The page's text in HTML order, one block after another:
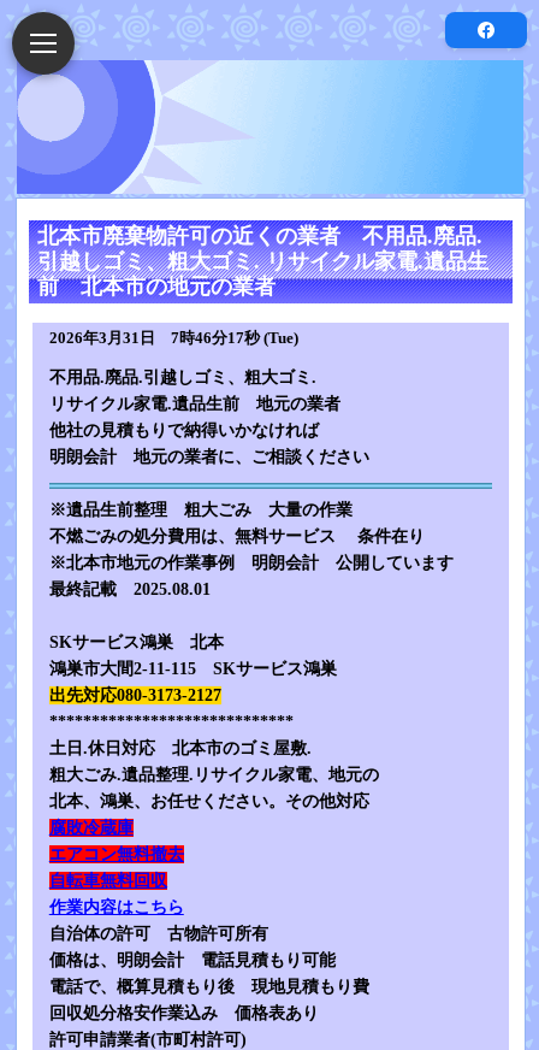
北本市廃棄物許可の近くの業者 不用品.廃品.
引越しゴミ、粗大ゴミ. リサイクル家電.遺品生
前 北本市の地元の業者
2026年3月31日 7時46分17秒 (Tue)
不用品.廃品.引越しゴミ、粗大ゴミ.
リサイクル家電.遺品生前 地元の業者
他社の見積もりで納得いかなければ
明朗会計 地元の業者に、ご相談ください
※遺品生前整理 粗大ごみ 大量の作業
不燃ごみの処分費用は、無料サービス 条件在り
※北本市地元の作業事例 明朗会計 公開しています
最終記載 2025.08.01
SKサービス鴻巣 北本
鴻巣市大間2-11-115 SKサービス鴻巣
出先対応080-3173-2127
*****************************
土日.休日対応 北本市のゴミ屋敷.
粗大ごみ.遺品整理.リサイクル家電、地元の
北本、鴻巣、お任せください。その他対応
腐敗冷蔵庫
エアコン無料撤去
自転車無料回収
作業内容はこちら
自治体の許可 古物許可所有
価格は、明朗会計 電話見積もり可能
電話で、概算見積もり後 現地見積もり費
回収処分格安作業込み 価格表あり
許可申請業者(市町村許可)